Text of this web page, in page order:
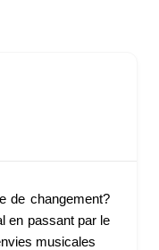
de changement?
en passant par le
musicales